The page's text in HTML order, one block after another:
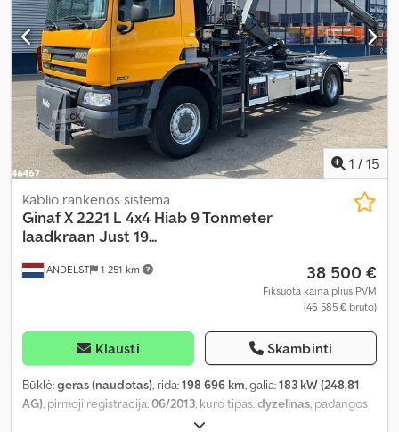
1 / 15
ANDELST 1 251 km
Kablio rankenos sistema
GinafX 2221 L 4x4 Hiab 9 Tonmeter
laadkraan Just 19...
38 500 €
Fiksuota kaina plius PVM
(46 585 € bruto)
Klausti Skambinti
Būklė:geras (naudotas), rida:198 696 km, galia:183 kW (248,81
AG), pirmoji registracija:06/2013, kuro tipas:dyzelinas, padangos
, ašių konfigūracija: